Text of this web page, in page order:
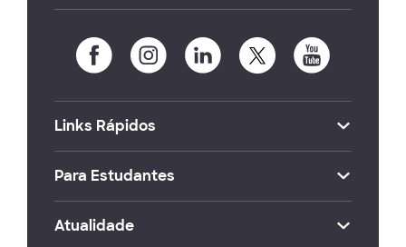
Links Rápidos
Para Estudantes
Atualidade